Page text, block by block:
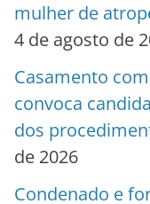
mulher de
4 de agosto de
Casamento
convoca
dos
de 2026
Condenado e